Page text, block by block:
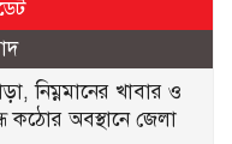
নিম্নমানের খাবার ও
কঠোর অবস্থানে জেলা